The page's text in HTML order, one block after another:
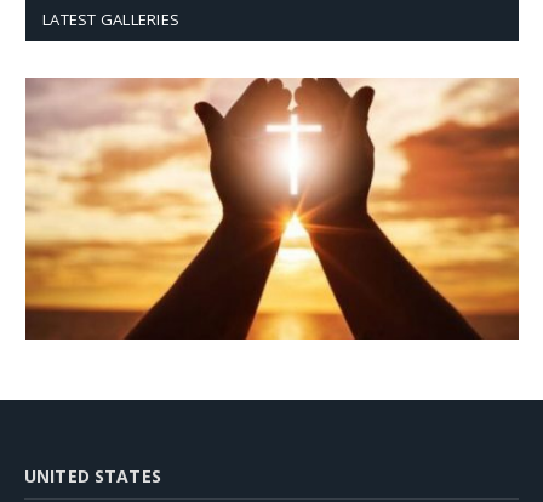
LATEST GALLERIES
UNITED STATES